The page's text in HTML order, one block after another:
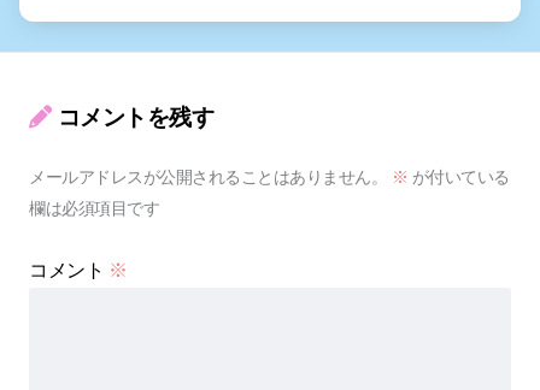
コメントを残す
メールアドレスが公開されることはありません。 ※ が付いている
欄は必須項目です
コメント ※